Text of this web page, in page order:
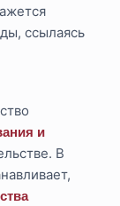
ссылаясь
и
В